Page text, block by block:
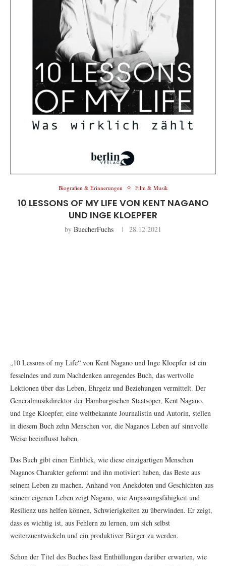
Biografien & Erinnerungen Film & Musik
10 LESSONS OF MY LIFE VON KENT NAGANO
UND INGE KLOEPFER
by BuecherFuchs 28.12.2021
„10 Lessons of my Life“ von Kent Nagano und Inge Kloepfer ist ein
fesselndes und zum Nachdenken anregendes Buch, das wertvolle
Lektionen über das Leben, Ehrgeiz und Beziehungen vermittelt. Der
Generalmusikdirektor der Hamburgischen Staatsoper, Kent Nagano,
und Inge Kloepfer, eine weltbekannte Journalistin und Autorin, stellen
in diesem Buch zehn Menschen vor, die Naganos Leben auf sinnvolle
Weise beeinflusst haben.
Das Buch gibt einen Einblick, wie diese einzigartigen Menschen
Naganos Charakter geformt und ihn motiviert haben, das Beste aus
seinem Leben zu machen. Anhand von Anekdoten und Geschichten aus
seinem eigenen Leben zeigt Nagano, wie Anpassungsfähigkeit und
Resilienz uns helfen können, Schwierigkeiten zu überwinden. Er zeigt,
dass es wichtig ist, aus Fehlern zu lernen, um sich selbst
weiterzuentwickeln und ein produktiver Bürger zu werden.
Schon der Titel des Buches lässt Enthüllungen darüber erwarten, wie